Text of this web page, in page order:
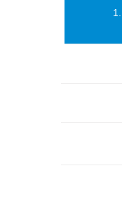
1.